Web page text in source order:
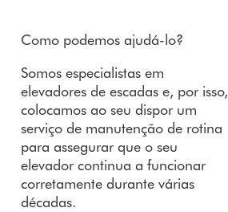
Como podemos ajudá-lo?
Somos especialistas em
elevadores de escadas e, por isso,
colocamos ao seu dispor um
serviço de manutenção de rotina
para assegurar que o seu
elevador continua a funcionar
corretamente durante várias
décadas.